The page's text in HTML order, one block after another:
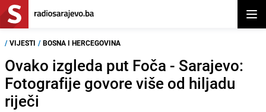
/ VIJESTI / BOSNA I HERCEGOVINA
Ovako izgleda put Foča - Sarajevo:
Fotografije govore više od hiljadu
riječi